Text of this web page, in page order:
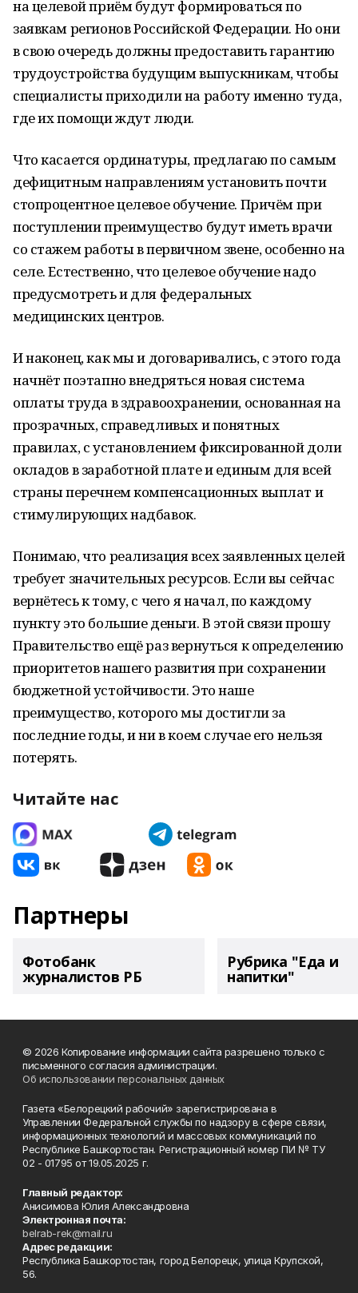
на целевой приём будут формироваться по
заявкам регионов Российской Федерации. Но они
в свою очередь должны предоставить гарантию
трудоустройства будущим выпускникам, чтобы
специалисты приходили на работу именно туда,
где их помощи ждут люди.
Что касается ординатуры, предлагаю по самым
дефицитным направлениям установить почти
стопроцентное целевое обучение. Причём при
поступлении преимущество будут иметь врачи
со стажем работы в первичном звене, особенно на
селе. Естественно, что целевое обучение надо
предусмотреть и для федеральных
медицинских центров.
И наконец, как мы и договаривались, с этого года
начнёт поэтапно внедряться новая система
оплаты труда в здравоохранении, основанная на
прозрачных, справедливых и понятных
правилах, с установлением фиксированной доли
окладов в заработной плате и единым для всей
страны перечнем компенсационных выплат и
стимулирующих надбавок.
Понимаю, что реализация всех заявленных целей
требует значительных ресурсов. Если вы сейчас
вернётесь к тому, с чего я начал, по каждому
пункту это большие деньги. В этой связи прошу
Правительство ещё раз вернуться к определению
приоритетов нашего развития при сохранении
бюджетной устойчивости. Это наше
преимущество, которого мы достигли за
последние годы, и ни в коем случае его нельзя
потерять.
Читайте нас
Партнеры
Фотобанк
журналистов РБ
Рубрика "Еда и
напитки"
© 2026 Копирование информации сайта разрешено только с
письменного согласия администрации.
Об использовании персональных данных
Газета «Белорецкий рабочий» зарегистрирована в
Управлении Федеральной службы по надзору в сфере связи,
информационных технологий и массовых коммуникаций по
Республике Башкортостан. Регистрационный номер ПИ № ТУ
02 - 01795 от 19.05.2025 г.
Главный редактор:
Анисимова Юлия Александровна
Электронная почта:
belrab-rek@mail.ru
Адрес редакции:
Республика Башкортостан, город Белорецк, улица Крупской,
56.